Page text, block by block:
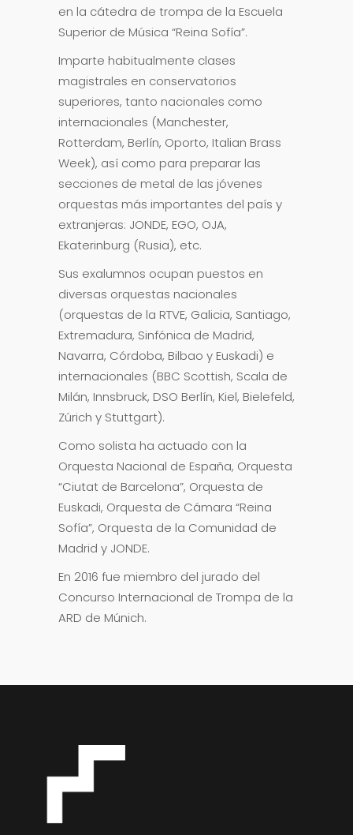
en la cátedra de trompa de la Escuela
Superior de Música “Reina Sofía”.
Imparte habitualmente clases
magistrales en conservatorios
superiores, tanto nacionales como
internacionales (Manchester,
Rotterdam, Berlín, Oporto, Italian Brass
Week), así como para preparar las
secciones de metal de las jóvenes
orquestas más importantes del país y
extranjeras: JONDE, EGO, OJA,
Ekaterinburg (Rusia), etc.
Sus exalumnos ocupan puestos en
diversas orquestas nacionales
(orquestas de la RTVE, Galicia, Santiago,
Extremadura, Sinfónica de Madrid,
Navarra, Córdoba, Bilbao y Euskadi) e
internacionales (BBC Scottish, Scala de
Milán, Innsbruck, DSO Berlín, Kiel, Bielefeld,
Zúrich y Stuttgart).
Como solista ha actuado con la
Orquesta Nacional de España, Orquesta
“Ciutat de Barcelona”, Orquesta de
Euskadi, Orquesta de Cámara “Reina
Sofía”, Orquesta de la Comunidad de
Madrid y JONDE.
En 2016 fue miembro del jurado del
Concurso Internacional de Trompa de la
ARD de Múnich.